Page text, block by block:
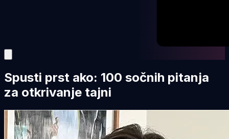
Spusti prst ako: 100 sočnih pitanja
za otkrivanje tajni